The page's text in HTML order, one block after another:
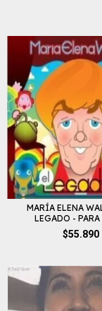
MARÍA ELENA
LEGADO - PARA
$55.890